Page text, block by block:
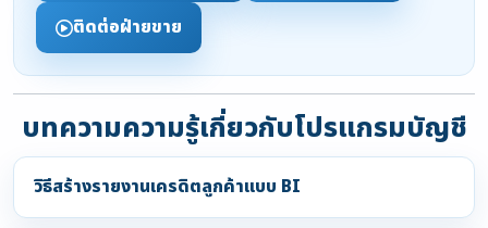
ติดต่อฝ่ายขาย
บทความความรู้เกี่ยวกับโปรแกรมบัญชี
วิธีสร้างรายงานเครดิตลูกค้าแบบ BI